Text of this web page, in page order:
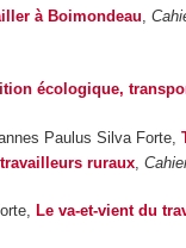
à Boimondeau ,
écologique,
Paulus Silva Forte,
ruraux ,
Le va-et-vient du